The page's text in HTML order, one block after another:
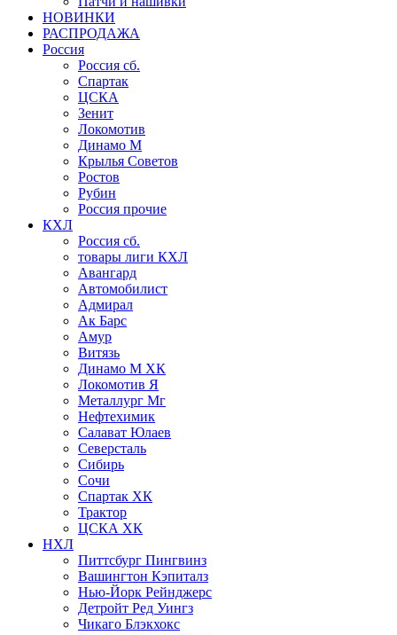
НОВИНКИ
РАСПРОДАЖА
Россия
Россия сб.
Спартак
ЦСКА
Зенит
Локомотив
Динамо М
Крылья Советов
Ростов
Рубин
Россия прочие
КХЛ
Россия сб.
товары лиги КХЛ
Авангард
Автомобилист
Адмирал
Ак Барс
Амур
Витязь
Динамо М ХК
Локомотив Я
Металлург Мг
Нефтехимик
Салават Юлаев
Северсталь
Сибирь
Сочи
Спартак ХК
Трактор
ЦСКА ХК
НХЛ
Питтсбург Пингвинз
Вашингтон Кэпиталз
Нью-Йорк Рейнджерс
Детройт Ред Уингз
Чикаго Блэкхокс